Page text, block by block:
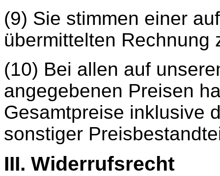
(9) Sie stimmen einer
übermittelten Rechnung
(10) Bei allen auf
angegebenen Preisen
Gesamtpreise inklusive
sonstiger
III. Widerrufsrecht